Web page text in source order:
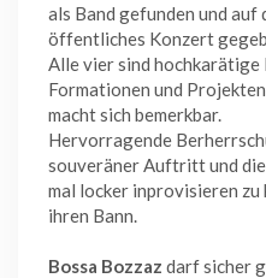
als Band gefunden und
öffentliches Konzert
Alle vier sind hochkarätige
Formationen und
macht sich bemerkbar.
Hervorragende
souveräner Auftritt und
mal locker inprovisieren zu
ihren Bann.
Bossa Bozzaz darf sicher